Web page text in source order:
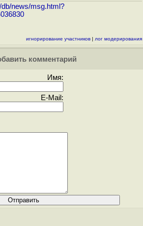
db/news/msg.html?
игнорирование участников | лог модерирования
комментарий
Имя:
E-Mail: